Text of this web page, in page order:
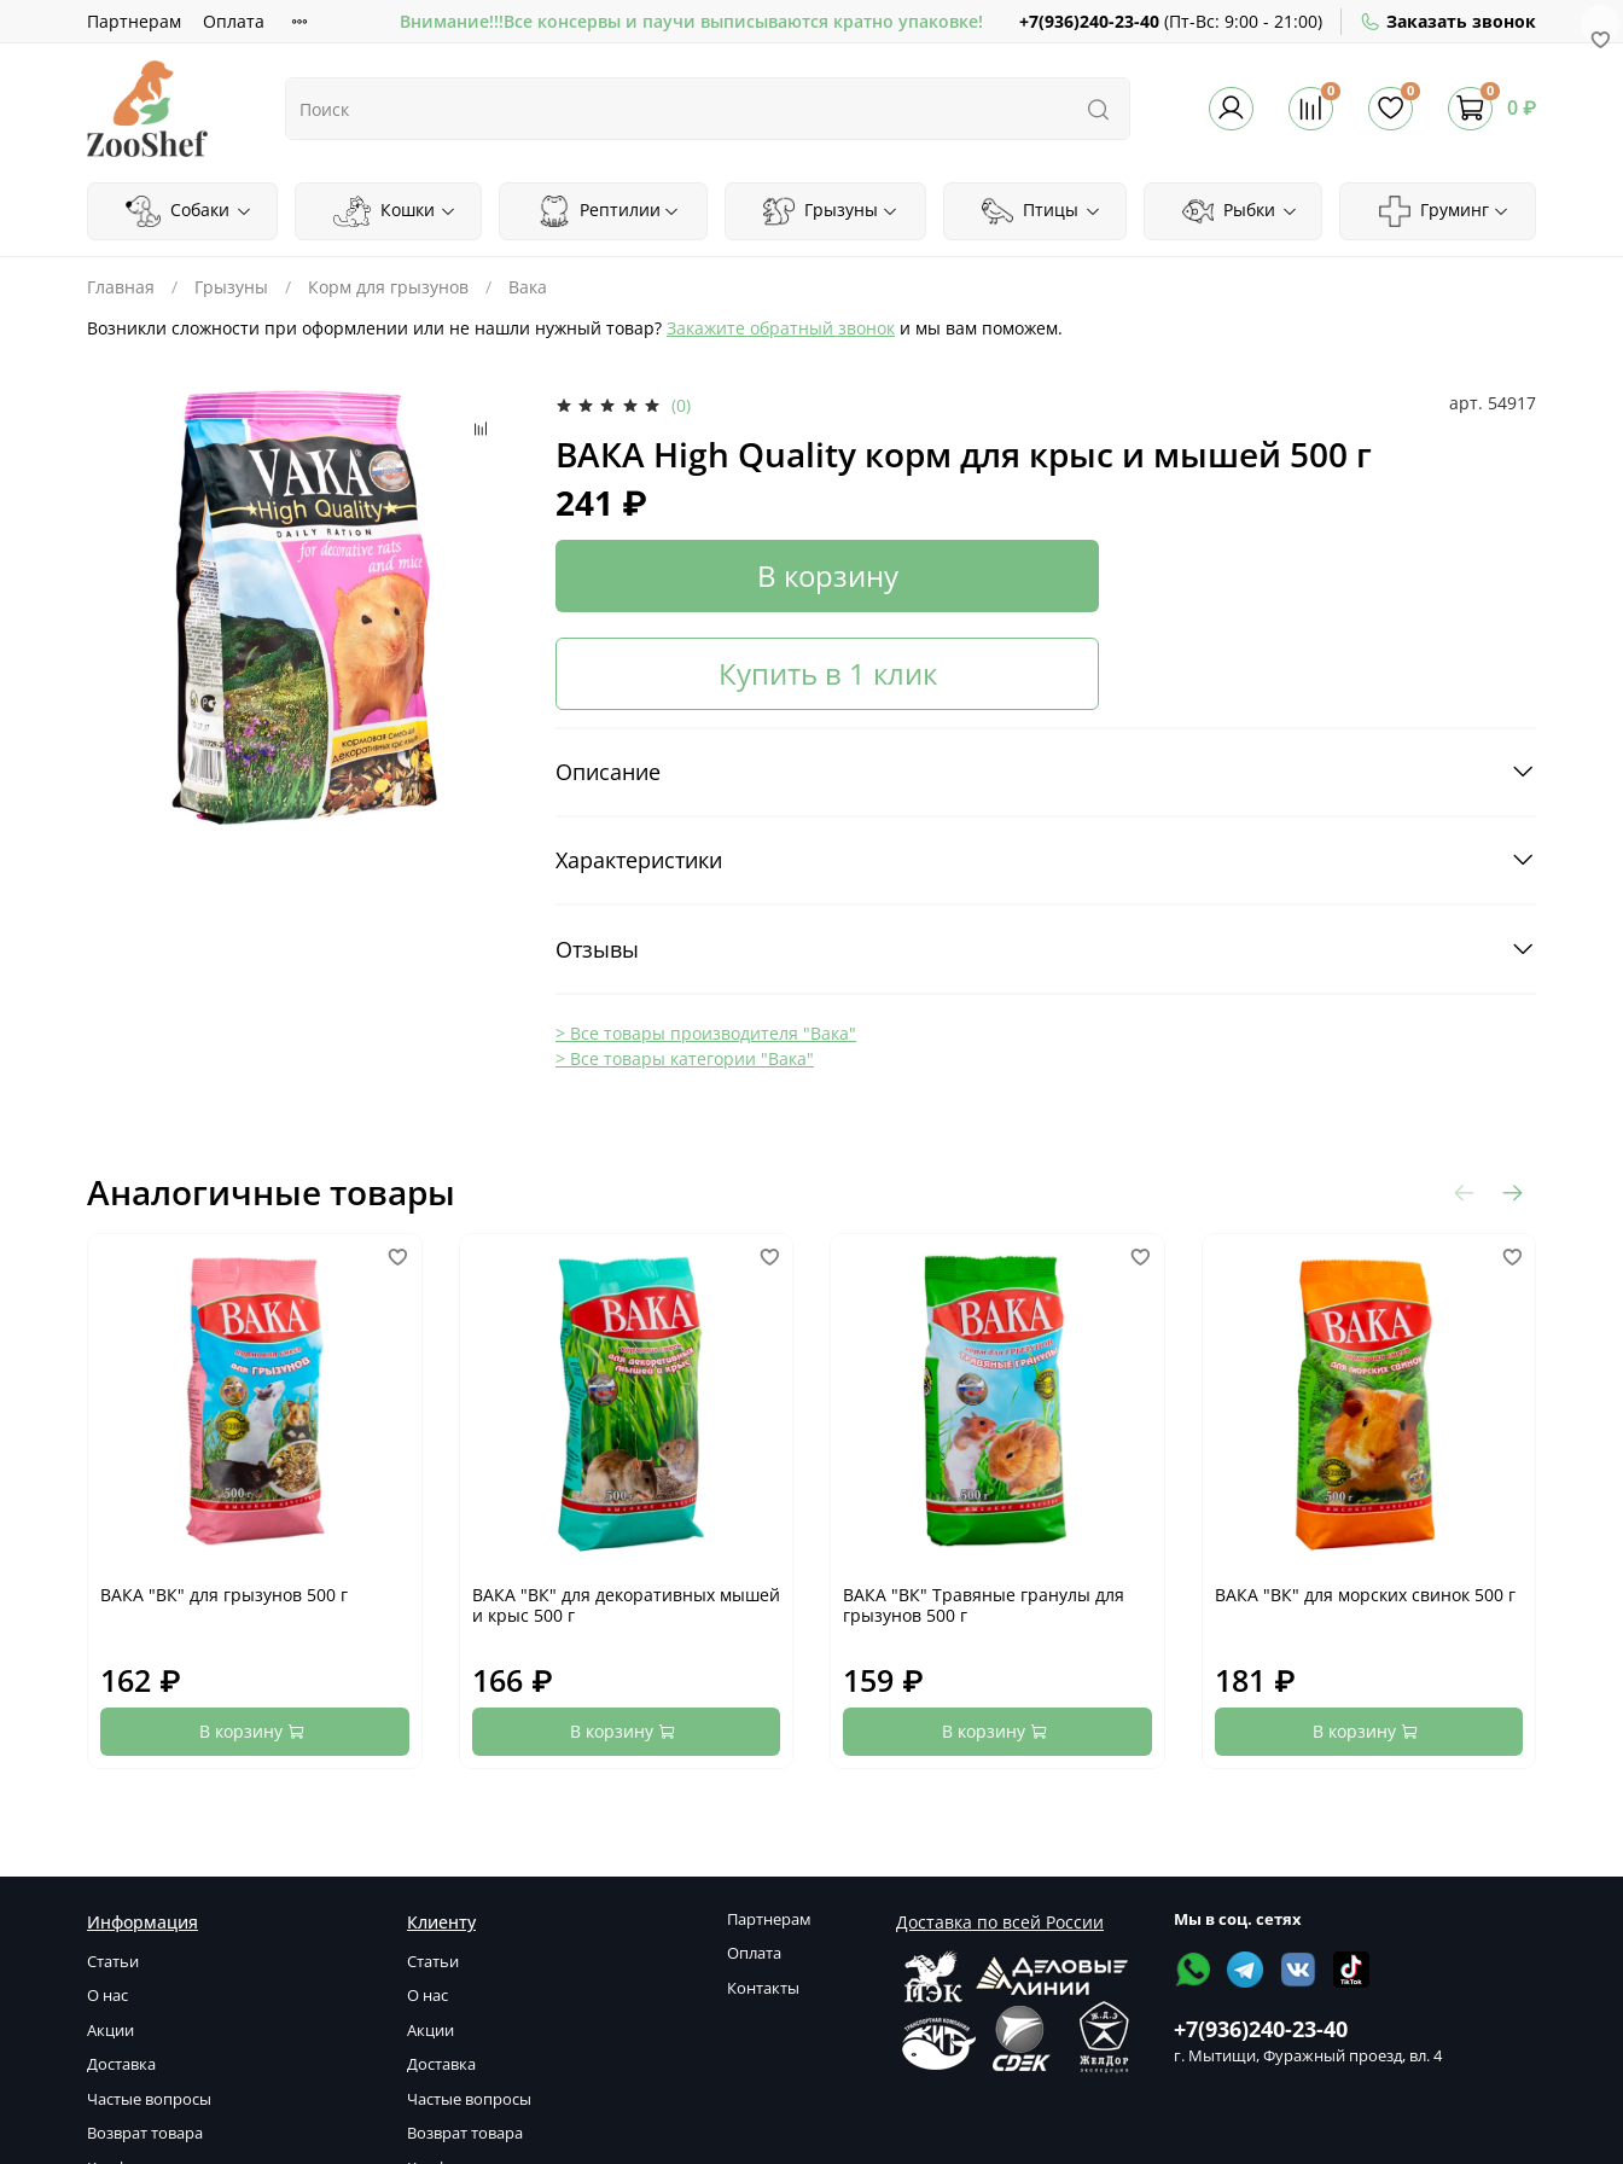
Партнерам Оплата Внимание!!!Все консервы и паучи выписываются кратно упаковке! +7(936)240-23-40 (Пт-Вс: 9:00 - 21:00) Заказать звонок
0 0 0
0 ₽
Собаки Кошки Рептилии Грызуны Птицы Рыбки Груминг
Главная Грызуны Корм для грызунов
Вака
Возникли сложности при оформлении или не нашли нужный товар? Закажите обратный звонок и мы вам поможем.
(0) арт. 54917
ВАКА High Quality корм для крыс и мышей 500 г
241 ₽
В корзину
Купить в 1 клик
Описание
Характеристики
Отзывы
> Все товары производителя "Вака"
> Все товары категории "Вака"
Аналогичные товары
ВАКА "ВК" для грызунов 500 г
162 ₽
В корзину
ВАКА "ВК" для декоративных мышей
и крыс 500 г
166 ₽
В корзину
ВАКА "ВК" Травяные гранулы для
грызунов 500 г
159 ₽
В корзину
ВАКА "ВК" для морских свинок 500 г
181 ₽
В корзину
Информация
Статьи
О нас
Акции
Доставка
Частые вопросы
Возврат товара
Клиенту
Статьи
О нас
Акции
Доставка
Частые вопросы
Возврат товара
Партнерам
Оплата
Контакты
Доставка по всей России Мы в соц. сетях
+7(936)240-23-40
г. Мытищи, Фуражный проезд, вл. 4